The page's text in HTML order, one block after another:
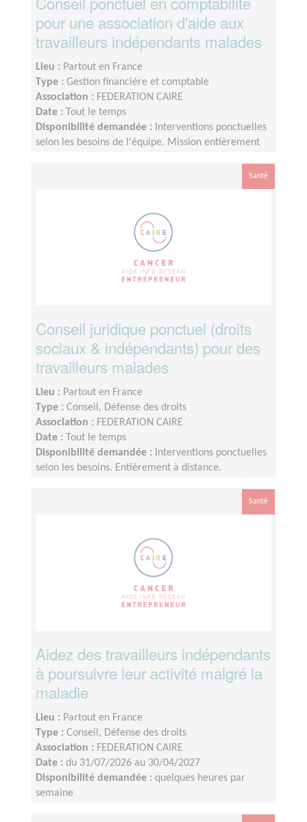
pour une association d'aide aux
travailleurs indépendants malades
Lieu : Partout en France
Type : Gestion financière et comptable
Association : FEDERATION CAIRE
Date :
Tout le temps
Disponibilité demandée :
Interventions ponctuelles
selon les besoins de l'équipe. Mission entièrement
Santé
Conseil juridique ponctuel (droits
sociaux & indépendants) pour des
travailleurs malades
Lieu : Partout en France
Type : Conseil, Défense des droits
Association : FEDERATION CAIRE
Date :
Tout le temps
Disponibilité demandée :
Interventions ponctuelles
selon les besoins. Entièrement à distance.
Santé
Aidez des travailleurs indépendants
à poursuivre leur activité malgré la
maladie
Lieu : Partout en France
Type : Conseil, Défense des droits
Association : FEDERATION CAIRE
Date : du 31/07/2026 au 30/04/2027
Disponibilité demandée : quelques heures par
semaine